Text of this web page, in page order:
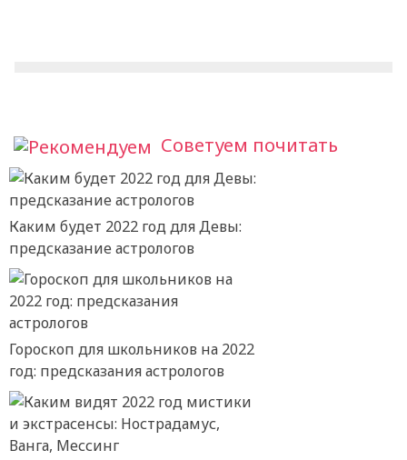
Советуем почитать
Каким будет 2022 год для Девы:
предсказание астрологов
Гороскоп для школьников на 2022
год: предсказания астрологов